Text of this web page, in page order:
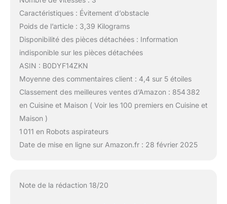
telles que la base des
canapés et des lits. En
outre, il possède
également une forte
de fonctionnement ultra
long de 2 heures.
Lorsque le niveau de la
automatiquement à la
station de charge pour
nettoyer du dernier
Caractéristiques : Évitement d’obstacle
Poids de l’article : 3,39 Kilograms
Disponibilité des pièces détachées : Information
indisponible sur les pièces détachées
ASIN : B0DYF14ZKN
Moyenne des commentaires client : 4,4 sur 5 étoiles
Classement des meilleures ventes d’Amazon : 854 382
en Cuisine et Maison ( Voir les 100 premiers en Cuisine et
Maison )
1 011 en Robots aspirateurs
Date de mise en ligne sur Amazon.fr : 28 février 2025
Note de la rédaction 18/20